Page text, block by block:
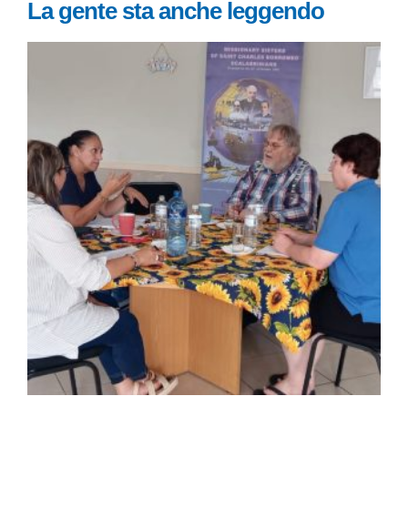
La gente sta anche leggendo